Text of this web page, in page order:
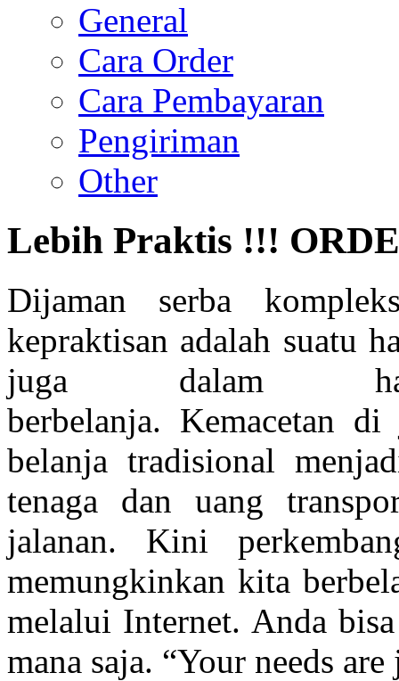
General
Cara Order
Cara Pembayaran
Pengiriman
Other
Lebih Praktis !!!
Dijaman serba
kepraktisan adalah suatu
juga dalam hal
berbelanja. Kemacetan
belanja tradisional
tenaga dan uang
jalanan. Kini
memungkinkan kita
melalui Internet. Anda
mana saja. “Your needs